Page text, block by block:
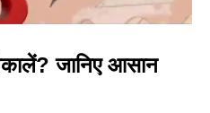
जानिए आसान